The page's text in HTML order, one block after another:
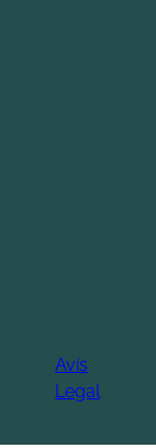
Avís
Legal